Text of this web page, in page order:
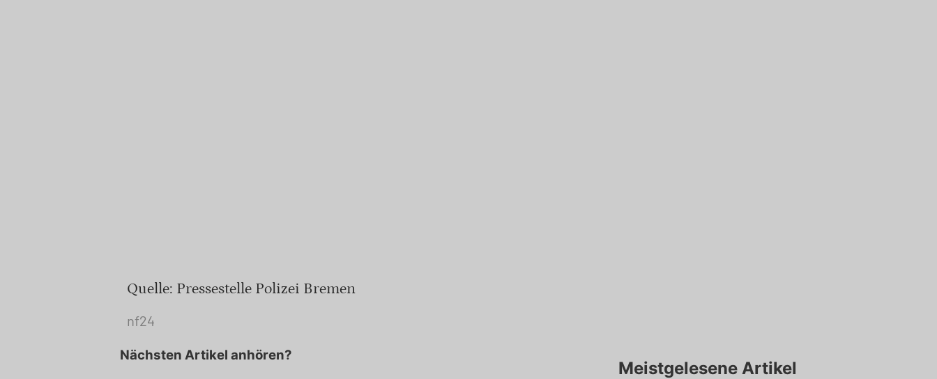
Quelle: Pressestelle Polizei Bremen
nf24
Nächsten Artikel anhören?
Meistgelesene Artikel